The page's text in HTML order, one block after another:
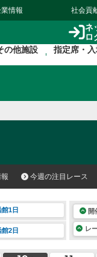
情報 社会貢
ネ
ロ
の他施設 指定席・
今週の注目レース
館1日
館2日
開
レ